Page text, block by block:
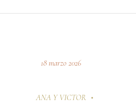
18 marzo 2026
ANA Y VICTOR